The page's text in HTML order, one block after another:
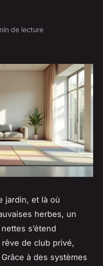
de lecture
jardin, et là où
herbes, un
s’étend
rêve de club privé,
à des systèmes